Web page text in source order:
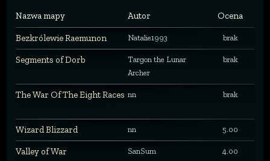
Nazwa mapy Autor Ocena
Bezkrólewie Raemunon Natalie1993 brak
Segments of Dorb
Targon the Lunar
Archer
brak
The War Of The Eight Races nn brak
Wizard Blizzard nn 5.00
Valley of War SanSum 4.00